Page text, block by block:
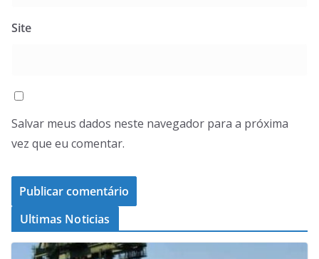
Site
Salvar meus dados neste navegador para a próxima
vez que eu comentar.
Ultimas Noticias